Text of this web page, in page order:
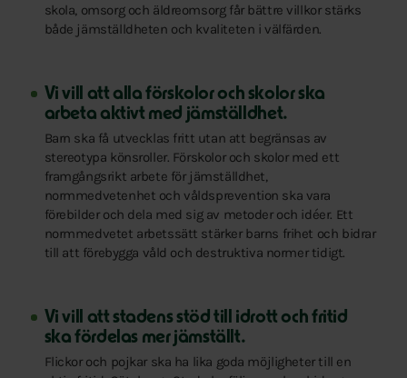
skola, omsorg och äldreomsorg får bättre villkor stärks
både jämställdheten och kvaliteten i välfärden.
Vi vill att alla förskolor och skolor ska
arbeta aktivt med jämställdhet.
Barn ska få utvecklas fritt utan att begränsas av
stereotypa könsroller. Förskolor och skolor med ett
framgångsrikt arbete för jämställdhet,
normmedvetenhet och våldsprevention ska vara
förebilder och dela med sig av metoder och idéer. Ett
normmedvetet arbetssätt stärker barns frihet och bidrar
till att förebygga våld och destruktiva normer tidigt.
Vi vill att stadens stöd till idrott och fritid
ska fördelas mer jämställt.
Flickor och pojkar ska ha lika goda möjligheter till en